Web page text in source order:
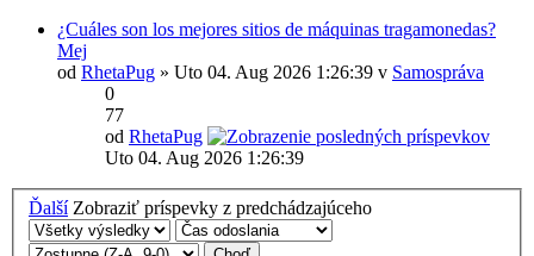
¿Cuáles son los mejores sitios de máquinas tragamonedas?
Mej
od RhetaPug » Uto 04. Aug 2026 1:26:39 v Samospráva
0
77
od RhetaPug
Uto 04. Aug 2026 1:26:39
Ďalší Zobraziť príspevky z predchádzajúceho